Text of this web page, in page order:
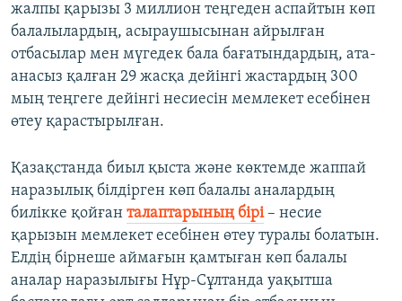
жалпы қарызы 3 миллион теңгеден аспайтын көп
балалылардың, асыраушысынан айрылған
отбасылар мен мүгедек бала бағатындардың, ата-
анасыз қалған 29 жасқа дейінгі жастардың 300
мың теңгеге дейінгі несиесін мемлекет есебінен
өтеу қарастырылған.
Қазақстанда биыл қыста және көктемде жаппай
наразылық білдірген көп балалы аналардың
билікке қойған талаптарының бірі– несие
қарызын мемлекет есебінен өтеу туралы болатын.
Елдің бірнеше аймағын қамтыған көп балалы
аналар наразылығы Нұр-Сұлтанда уақытша